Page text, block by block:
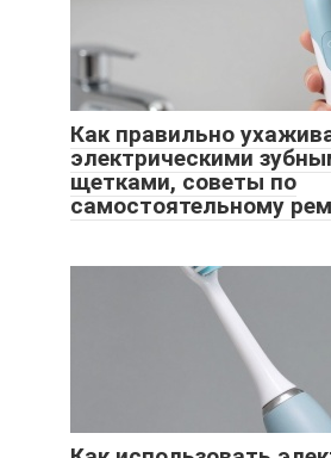
Как правильно
электрическими
щетками, советы по
самостоятельному